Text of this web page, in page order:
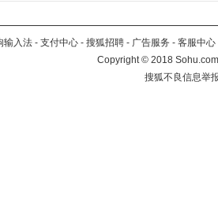
输入法 - 支付中心 - 搜狐招聘 - 广告服务 - 客服中心
Copyright©2018
搜狐不良信息举